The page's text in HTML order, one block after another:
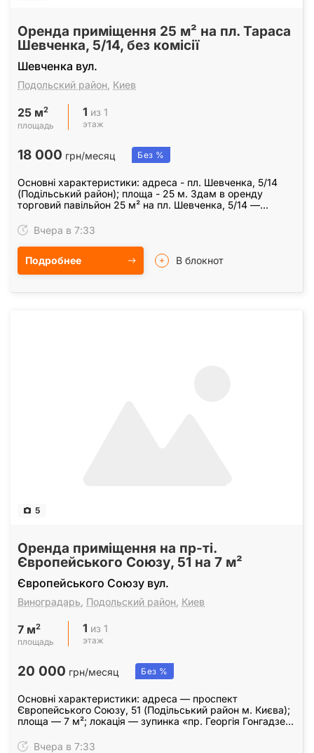
Оренда приміщення 25 м² на пл. Тараса
Шевченка, 5/14, без комісії
Шевченка вул.
Подольский район Киев
25 м2
площадь
1 из 1
этаж
18 000 грн/месяц Без %
Основні характеристики: адреса - пл. Шевченка, 5/14
(Подільський район); площа - 25 м. Здам в оренду
торговий павільйон 25 м² на пл. Шевченка, 5/14 —
Вчера в 7:33
Подробнее В блокнот
5
Оренда приміщення на пр-ті.
Європейського Союзу, 51 на 7 м²
Європейського Союзу вул.
Виноградарь Подольский район Киев
7 м2
площадь
1 из 1
этаж
20 000 грн/месяц Без %
Основні характеристики: адреса — проспект
Європейського Союзу, 51 (Подільський район м. Києва);
площа — 7 м²; локація — зупинка «пр. Георгія Гонгадзе»
Вчера в 7:33